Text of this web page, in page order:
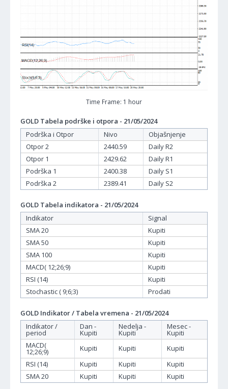
Time Frame: 1 hour
GOLD Tabela podrške i otpora - 21/05/2024
Podrška i Otpor
Nivo
Objašnjenje
Otpor 2
2440.59
Daily R2
Otpor 1
2429.62
Daily R1
Podrška 1
2400.38
Daily S1
Podrška 2
2389.41 Daily S2
GOLD Tabela indikatora - 21/05/2024
Indikator
Signal
SMA 20
Kupiti
SMA 50
Kupiti
SMA 100
Kupiti
MACD( 12;26;9)
Kupiti
RSI (14)
Kupiti
Stochastic ( 9;6;3)
Prodati
GOLD Indikator / Tabela vremena - 21/05/2024
Indikator /
period
Dan -
Kupiti
Nedelja -
Kupiti
Mesec -
Kupiti
MACD(
12;26;9) Kupiti Kupiti
Kupiti
RSI (14)
Kupiti Kupiti
Kupiti
SMA 20
Kupiti Kupiti Kupiti